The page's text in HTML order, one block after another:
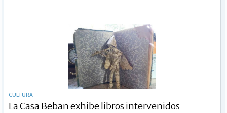
CULTURA
La Casa Beban exhibe libros intervenidos